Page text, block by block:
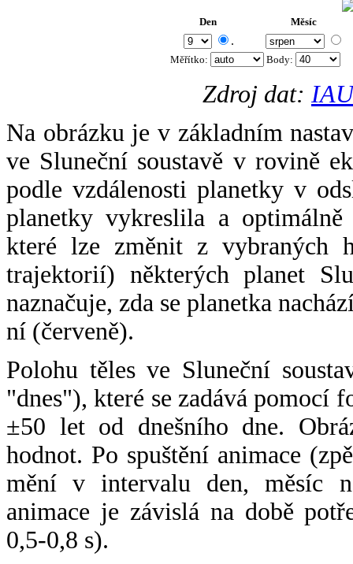
Den Měsíc
.
Měřítko: Body:
Zdroj dat:
Na obrázku je v základním
ve Sluneční soustavě v rovině
podle vzdálenosti planetky v
planetky vykreslila a
které lze změnit z vybraných
trajektorií) některých planet
naznačuje, zda se planetka
ní (červeně).
Polohu těles ve Sluneční
"dnes"), které se zadává pomocí
±50 let od dnešního dne.
hodnot. Po spuštění animace
mění v intervalu den, měsíc
animace je závislá na době
0,5-0,8 s).